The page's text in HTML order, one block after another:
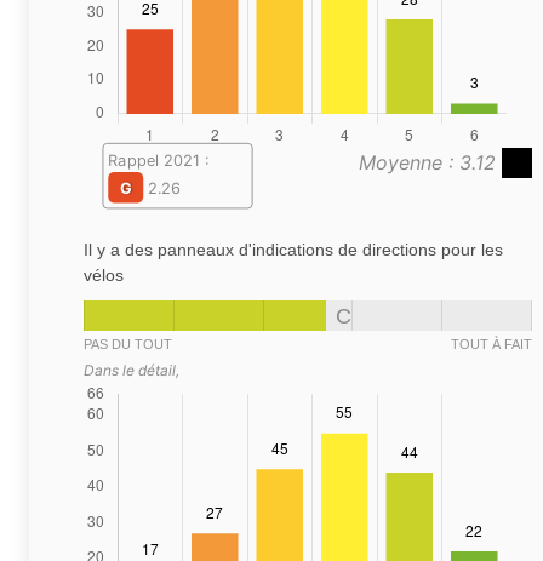
Moyenne : 3.12
Rappel 2021 :
G
2.26
Il y a des panneaux d'indications de directions pour les
vélos
C
PAS DU TOUT TOUT À FAIT
Dans le détail,